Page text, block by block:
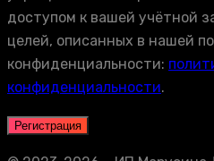
доступом к вашей учётной
целей, описанных в нашей
конфиденциальности:
конфиденциальности.
Регистрация